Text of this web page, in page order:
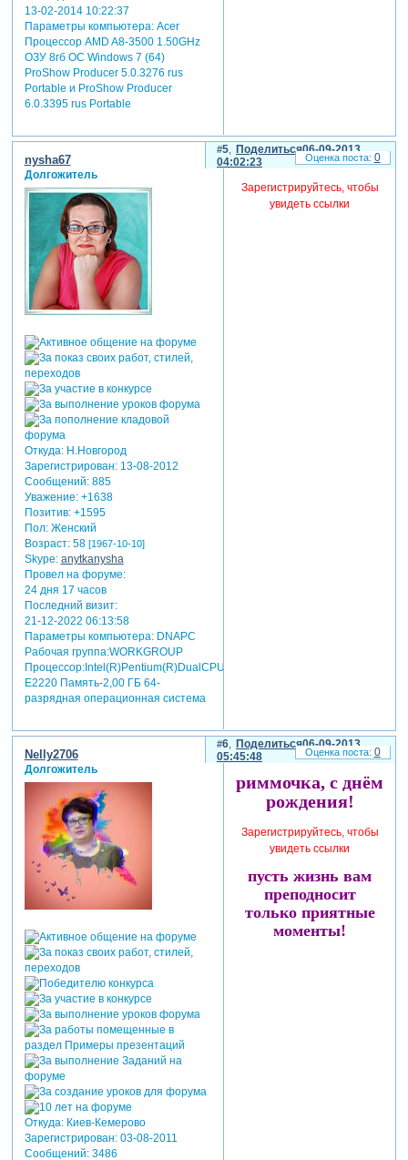
13-02-2014 10:22:37
Параметры компьютера:Acer
Процессор AMD A8-3500 1.50GHz
ОЗУ 8гб ОС Windows 7 (64)
ProShow Producer 5.0.3276 rus
Portable и ProShow Producer
6.0.3395 rus Portable
Поделиться
5
06-09-2013
04:02:23
nysha67
Долгожитель
Откуда:Н.Новгород
Зарегистрирован: 13-08-2012
Сообщений:885
Уважение: +1638
Позитив: +1595
Пол:Женский
Возраст:58 [1967-10-10]
Skype: anytkanysha
Провел на форуме:
24 дня 17 часов
Последний визит:
21-12-2022 06:13:58
Параметры компьютера:DNAPC
Рабочая группа:WORKGROUP
Процессор:Intel(R)Pentium(R)DualCPU
E2220 Память-2,00 ГБ 64-
разрядная операционная система
Зарегистрируйтесь, чтобы
увидеть ссылки
0
Поделиться
6
06-09-2013
05:45:48
Nelly2706
Долгожитель
Откуда:Киев-Кемерово
Зарегистрирован: 03-08-2011
Сообщений:3486
риммочка, с днём
рождения!
Зарегистрируйтесь, чтобы
увидеть ссылки
пусть жизнь вам
преподносит
только приятные
моменты!
0